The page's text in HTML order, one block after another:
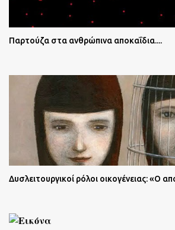
Παρτούζα στα ανθρώπινα αποκαΐδια....
Δυσλειτουργικοί ρόλοι οικογένειας: «Ο